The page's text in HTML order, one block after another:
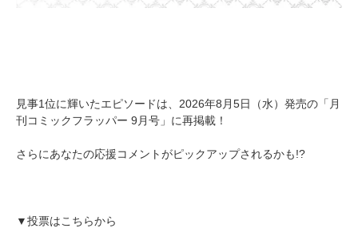
見事1位に輝いたエピソードは、2026年8月5日（水）発売の「月
刊コミックフラッパー 9月号」に再掲載！
さらにあなたの応援コメントがピックアップされるかも!?
▼投票はこちらから